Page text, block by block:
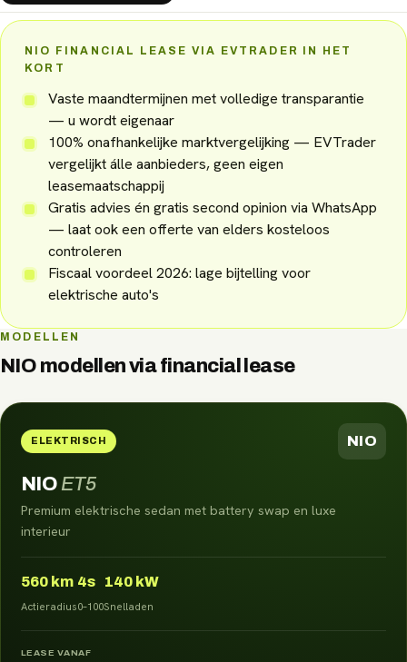
NIO FINANCIAL LEASE VIA EVTRADER IN HET
KORT
Vaste maandtermijnen met volledige transparantie
— u wordt eigenaar
100% onafhankelijke marktvergelijking — EVTrader
vergelijkt álle aanbieders, geen eigen
leasemaatschappij
Gratis advies én gratis second opinion via WhatsApp
— laat ook een offerte van elders kosteloos
controleren
Fiscaal voordeel 2026: lage bijtelling voor
elektrische auto's
MODELLEN
NIO modellen viafinancial lease
ELEKTRISCH NIO
NIO ET5
Premium elektrische sedan met battery swap en luxe
interieur
560 km
Actieradius
4s
0–100
140 kW
Snelladen
LEASE VANAF